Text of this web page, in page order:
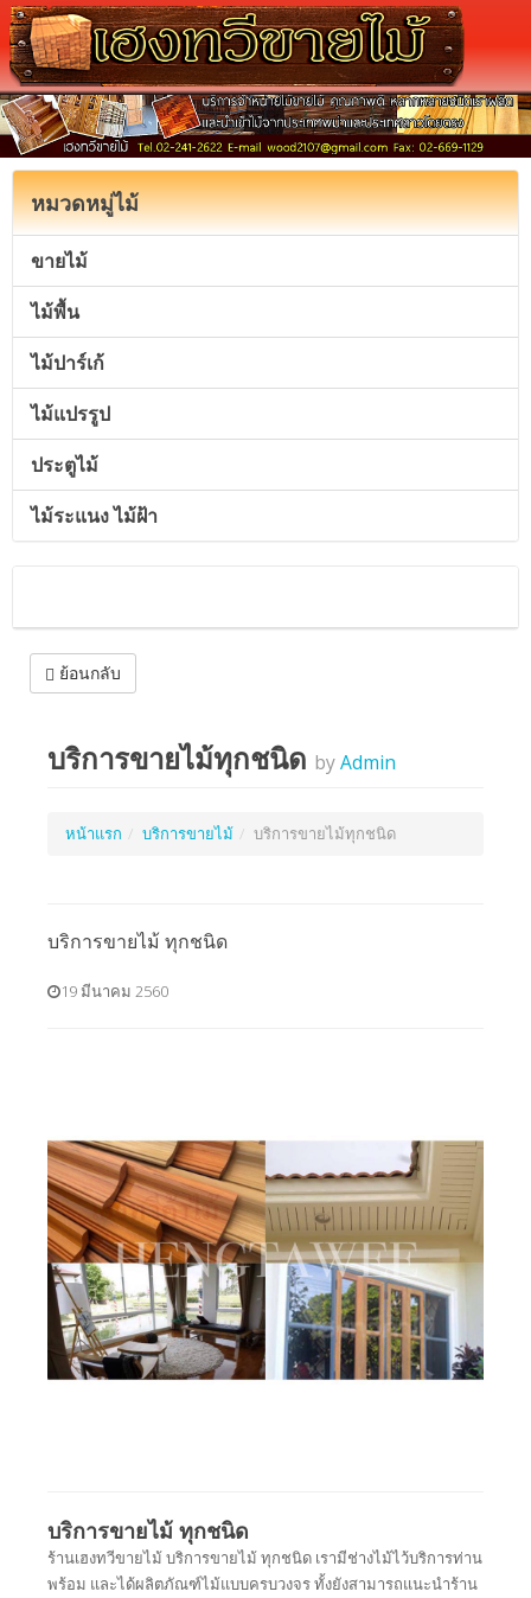
หมวดหมู่ไม้
ขายไม้
ไม้พื้น
ไม้ปาร์เก้
ไม้แปรรูป
ประตูไม้
ไม้ระแนง ไม้ฝ้า
ย้อนกลับ
บริการขายไม้ทุกชนิด byAdmin
หน้าแรก บริการขายไม้ บริการขายไม้ทุกชนิด
บริการขายไม้ ทุกชนิด
19 มีนาคม 2560
บริการขายไม้ ทุกชนิด
ร้านเฮงทวีขายไม้ บริการขายไม้ ทุกชนิด เรามีช่างไม้ไว้บริการท่าน
พร้อม และได้ผลิตภัณฑ์ไม้แบบครบวงจร ทั้งยังสามารถแนะนำร้าน